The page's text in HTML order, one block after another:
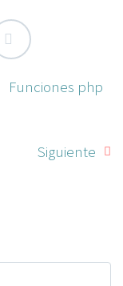
Funciones php
Siguiente